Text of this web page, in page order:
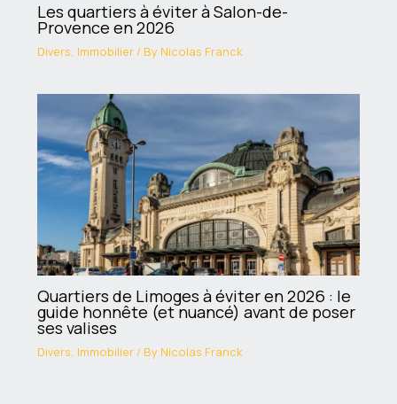
Les quartiers à éviter à Salon-de-
Provence en 2026
Divers, Immobilier/ By Nicolas Franck
Quartiers de Limoges à éviter en 2026 : le
guide honnête (et nuancé) avant de poser
ses valises
Divers, Immobilier/ By Nicolas Franck